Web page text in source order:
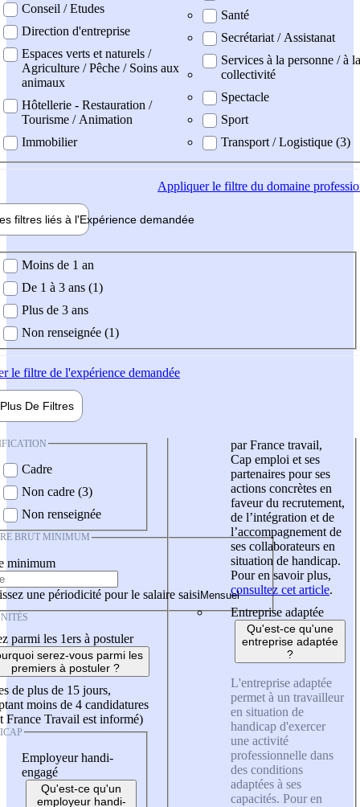
Conseil / Etudes
Direction d'entreprise
Espaces verts et naturels /
Agriculture / Pêche / Soins aux
animaux
Hôtellerie - Restauration /
Tourisme / Animation
Immobilier
Santé
Secrétariat / Assistanat
Services à la personne / à la
collectivité
Spectacle
Sport
Transport / Logistique (3)
Appliquerle filtre du domaine
filtres liés à l'Expérience demandée
demandée
Moins de 1 an
De 1 à 3 ans (1)
Plus de 3 ans
Non renseignée (1)
le filtre de l'expérience demandée
Plus De Filtres
Cadre
Non cadre (3)
Non renseignée
BRUT MINIMUM
minimum
une périodicité pour le salaire saisi
parmi les 1ers à postuler
serez-vous parmi les
premiers à postuler ?
de plus de 15 jours,
moins de 4 candidatures
France Travail est informé)
Employeur handi-
engagé
Qu'est-ce qu'un
employeur handi-
par France travail,
Cap emploi et ses
partenaires pour ses
actions concrètes en
faveur du recrutement,
de l’intégration et de
l’accompagnement de
ses collaborateurs en
situation de handicap.
Pour en savoir plus,
consultez cet article.
Entreprise adaptée
Qu'est-ce qu'une
entreprise adaptée
?
L'entreprise adaptée
permet à un travailleur
en situation de
handicap d'exercer
une activité
professionnelle dans
des conditions
adaptées à ses
capacités. Pour en